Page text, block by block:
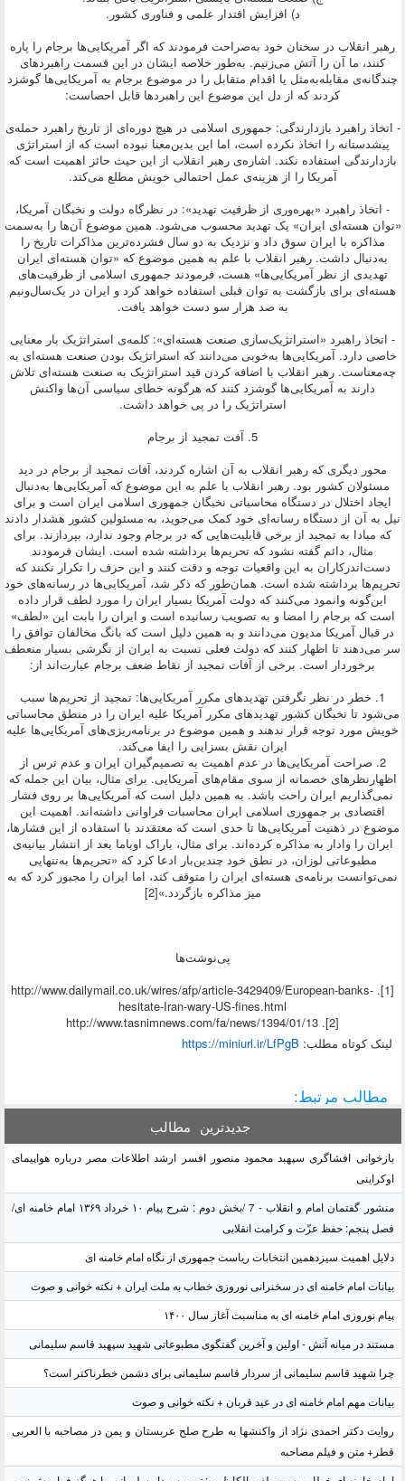
د) افزایش اقتدار علمی و فناوری کشور.
رهبر انقلاب در سخنان خود به‌صراحت فرمودند که اگر آمریکایی‌ها برجام را پاره
کنند، ما آن را آتش می‌زنیم. به‌طور خلاصه ایشان در این قسمت راهبردهای
چندگانه‌ی مقابله‌به‌مثل یا اقدام متقابل را در موضوع برجام به آمریکایی‌ها گوشزد
کردند که از دل این موضوع این راهبردها قابل احصاست:
- اتخاذ راهبرد بازدارندگی: جمهوری اسلامی در هیچ دوره‌ای از تاریخ راهبرد حمله‌ی
پیشدستانه را اتخاذ نکرده است، اما این بدین‌معنا نبوده است که از استراتژی
بازدارندگی استفاده نکند. اشاره‌ی رهبر انقلاب از این حیث حائز اهمیت است که
آمریکا را از هزینه‌ی عمل احتمالی خویش مطلع می‌کند.
- اتخاذ راهبرد «بهره‌وری از ظرفیت تهدید»: در نظرگاه دولت و نخبگان آمریکا،
«توان هسته‌ای ایران» یک تهدید محسوب می‌شود. همین موضوع آن‌ها را به‌سمت
مذاکره با ایران سوق داد و نزدیک به دو سال فشرده‌ترین مذاکرات تاریخ را
به‌دنبال داشت. رهبر انقلاب با علم به همین موضوع که «توان هسته‌ای ایران
تهدیدی از نظر آمریکایی‌ها» هست، فرمودند جمهوری اسلامی از ظرفیت‌های
هسته‌ای برای بازگشت به توان قبلی استفاده خواهد کرد و ایران در یک‌سال‌ونیم
به صد هزار سو دست خواهد یافت.
- اتخاذ راهبرد «استراتژیک‌سازی صنعت هسته‌ای»: کلمه‌ی استراتژیک بار معنایی
خاصی دارد. آمریکایی‌ها به‌خوبی می‌دانند که استراتژیک بودن صنعت هسته‌ای به
چه‌معناست. رهبر انقلاب با اضافه کردن قید استراتژیک به صنعت هسته‌ای تلاش
دارند به آمریکایی‌ها گوشزد کنند که هرگونه خطای سیاسی آن‌ها واکنش
استراتژیک را در پی خواهد داشت.
5. آفت تمجید از برجام
محور دیگری که رهبر انقلاب به آن اشاره کردند، آفات تمجید از برجام در دید
مسئولان کشور بود. رهبر انقلاب با علم به این موضوع که آمریکایی‌ها به‌دنبال
ایجاد اختلال در دستگاه محاسباتی نخبگان جمهوری اسلامی ایران است و برای
نیل به آن از دستگاه رسانه‌ای خود کمک می‌جوید، به مسئولین کشور هشدار دادند
که مبادا به تمجید از برخی قابلیت‌هایی که در برجام وجود ندارد، بپردازند. برای
مثال، دائم گفته نشود که تحریم‌ها برداشته شده است. ایشان فرمودند
دست‌اندرکاران به این واقعیات توجه و دقت کنند و این حرف را تکرار نکنند که
تحریم‌ها برداشته شده است. همان‌طور که ذکر شد، آمریکایی‌ها در رسانه‌های خود
این‌گونه وانمود می‌کنند که دولت آمریکا بسیار ایران را مورد لطف قرار داده
است که برجام را امضا و به تصویب رسانیده است و ایران را بابت این «لطف»
در قبال آمریکا مدیون می‌دانند و به همین دلیل است که بانگ مخالفان توافق را
سر می‌دهند تا اظهار کنند که دولت فعلی نسبت به ایران از نگرشی بسیار منعطف
برخوردار است. برخی از آفات تمجید از نقاط ضعف برجام عبارت‌اند از:
1. خطر در نظر نگرفتن تهدیدهای مکرر آمریکایی‌ها: تمجید از تحریم‌ها سبب
می‌شود تا نخبگان کشور تهدیدهای مکرر آمریکا علیه ایران را در منطق محاسباتی
خویش مورد توجه قرار ندهند و همین موضوع در برنامه‌ریزی‌های آمریکایی‌ها علیه
ایران نقش بسزایی را ایفا می‌کند.
2. صراحت آمریکایی‌ها در عدم اهمیت به تصمیم‌گیران ایران و عدم ترس از
اظهارنظرهای خصمانه‌ از سوی مقام‌های آمریکایی. برای مثال، بیان این جمله که
نمی‌گذاریم ایران راحت باشد. به همین دلیل است که آمریکایی‌ها بر روی فشار
اقتصادی بر جمهوری اسلامی ایران محاسبات فراوانی داشته‌اند. اهمیت این
موضوع در ذهنیت آمریکایی‌ها تا حدی است که معتقدند با استفاده از این فشارها،
ایران را وادار به مذاکره کرده‌اند. برای مثال، باراک اوباما بعد از انتشار بیانیه‌ی
مطبوعاتی لوزان، در نطق خود چندین‌بار ادعا کرد که «تحریم‌ها به‌تنهایی
نمی‌توانست برنامه‌ی هسته‌ای ایران را متوقف کند، اما ایران را مجبور کرد که به
میز مذاکره بازگردد.»[2]
پی‌نوشت‌‎ها
[1]. http://www.dailymail.co.uk/wires/afp/article-3429409/European-banks-
hesitate-Iran-wary-US-fines.html
[2]. http://www.tasnimnews.com/fa/news/1394/01/13
لينک کوتاه مطلب: https://miniurl.ir/LfPgB
مطالب مرتبط:
جدیدترین مطالب
بازخوانی افشاگری سپهبد محمود منصور افسر ارشد اطلاعات مصر درباره هواپیمای
اوکراینی
منشور گفتمان امام و انقلاب - 7 /بخش دوم : شرح پیام ۱۰ خرداد ۱۳۶۹ امام خامنه ای/
فصل پنجم: حفظ عزّت و کرامت انقلابی
دلایل اهمیت سیزدهمین انتخابات ریاست جمهوری از نگاه امام خامنه ای
بیانات امام خامنه ای در سخنرانی نوروزی خطاب به ملت ایران + نکته خوانی و صوت
پیام نوروزی امام خامنه ای به مناسبت آغاز سال ۱۴۰۰
مستند در میانه آتش - اولین و آخرین گفتگوی مطبوعاتی شهید سپهبد قاسم سلیمانی
چرا شهید قاسم سلیمانی از سردار قاسم سلیمانی برای دشمن خطرناکتر است؟
بیانات مهم امام خامنه ای در عید قربان + نکته خوانی و صوت
روایت دکتر احمدی نژاد از واکنشها به طرح صلح عربستان و یمن در مصاحبه با العربی
قطر+ متن و فیلم مصاحبه